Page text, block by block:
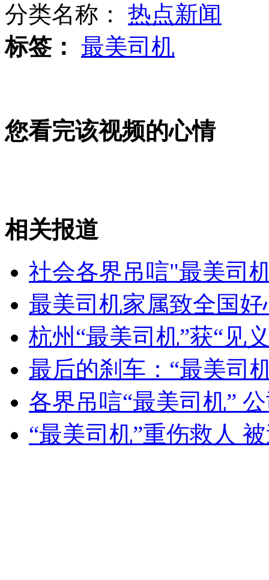
久穿洞洞鞋 皮肤变豹纹
月偏食4日傍晚上演 可见“带食月出”
山西运城恶犬咬伤多人 警民合力深夜将其击毙
女孩北京地铁殴打老人 痛下狠手拳打脚踢
无痛分娩是否安全 医生回应
外交部：反对强权政治霸凌主义
外交部：有关国家言论片面不公正
分类名称： 热点新闻
标签： 最美司机
您看完该视频的心情
相关报道
社会各界吊唁"最美司
最美司机家属致全国
杭州“最美司机”获“见
最后的刹车：“最美司
各界吊唁“最美司机”
“最美司机”重伤救人